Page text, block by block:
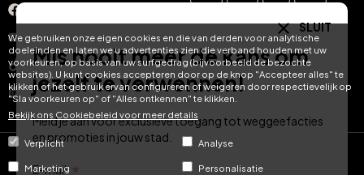
We gebruiken onze eigen cookies en die van derden voor analytische
doeleinden en laten we u advertenties zien die verband houden met uw
voorkeuren, op basis van uw surfgedrag (bijvoorbeeld de bezochte
websites). U kunt cookies accepteren door op de knop "Accepteer alles" te
klikken of het gebruik ervan configureren of weigeren door respectievelijk op
"Sla voorkeuren op" of "Alles ontkennen" te klikken.
Bekijk ons ​​Cookiebeleid voor meer details
Verplicht Analyse
Marketing Personalisatie
YouTube
TikTok
LinkedIn
NL
© Hotel Treats 2026
SLUIT
Mis nooit meer de kans om
jezelf te verwennen!
Meld je aan voor exclusieve toegang tot weggeefacties
en promoties in jouw stad.
E-mail